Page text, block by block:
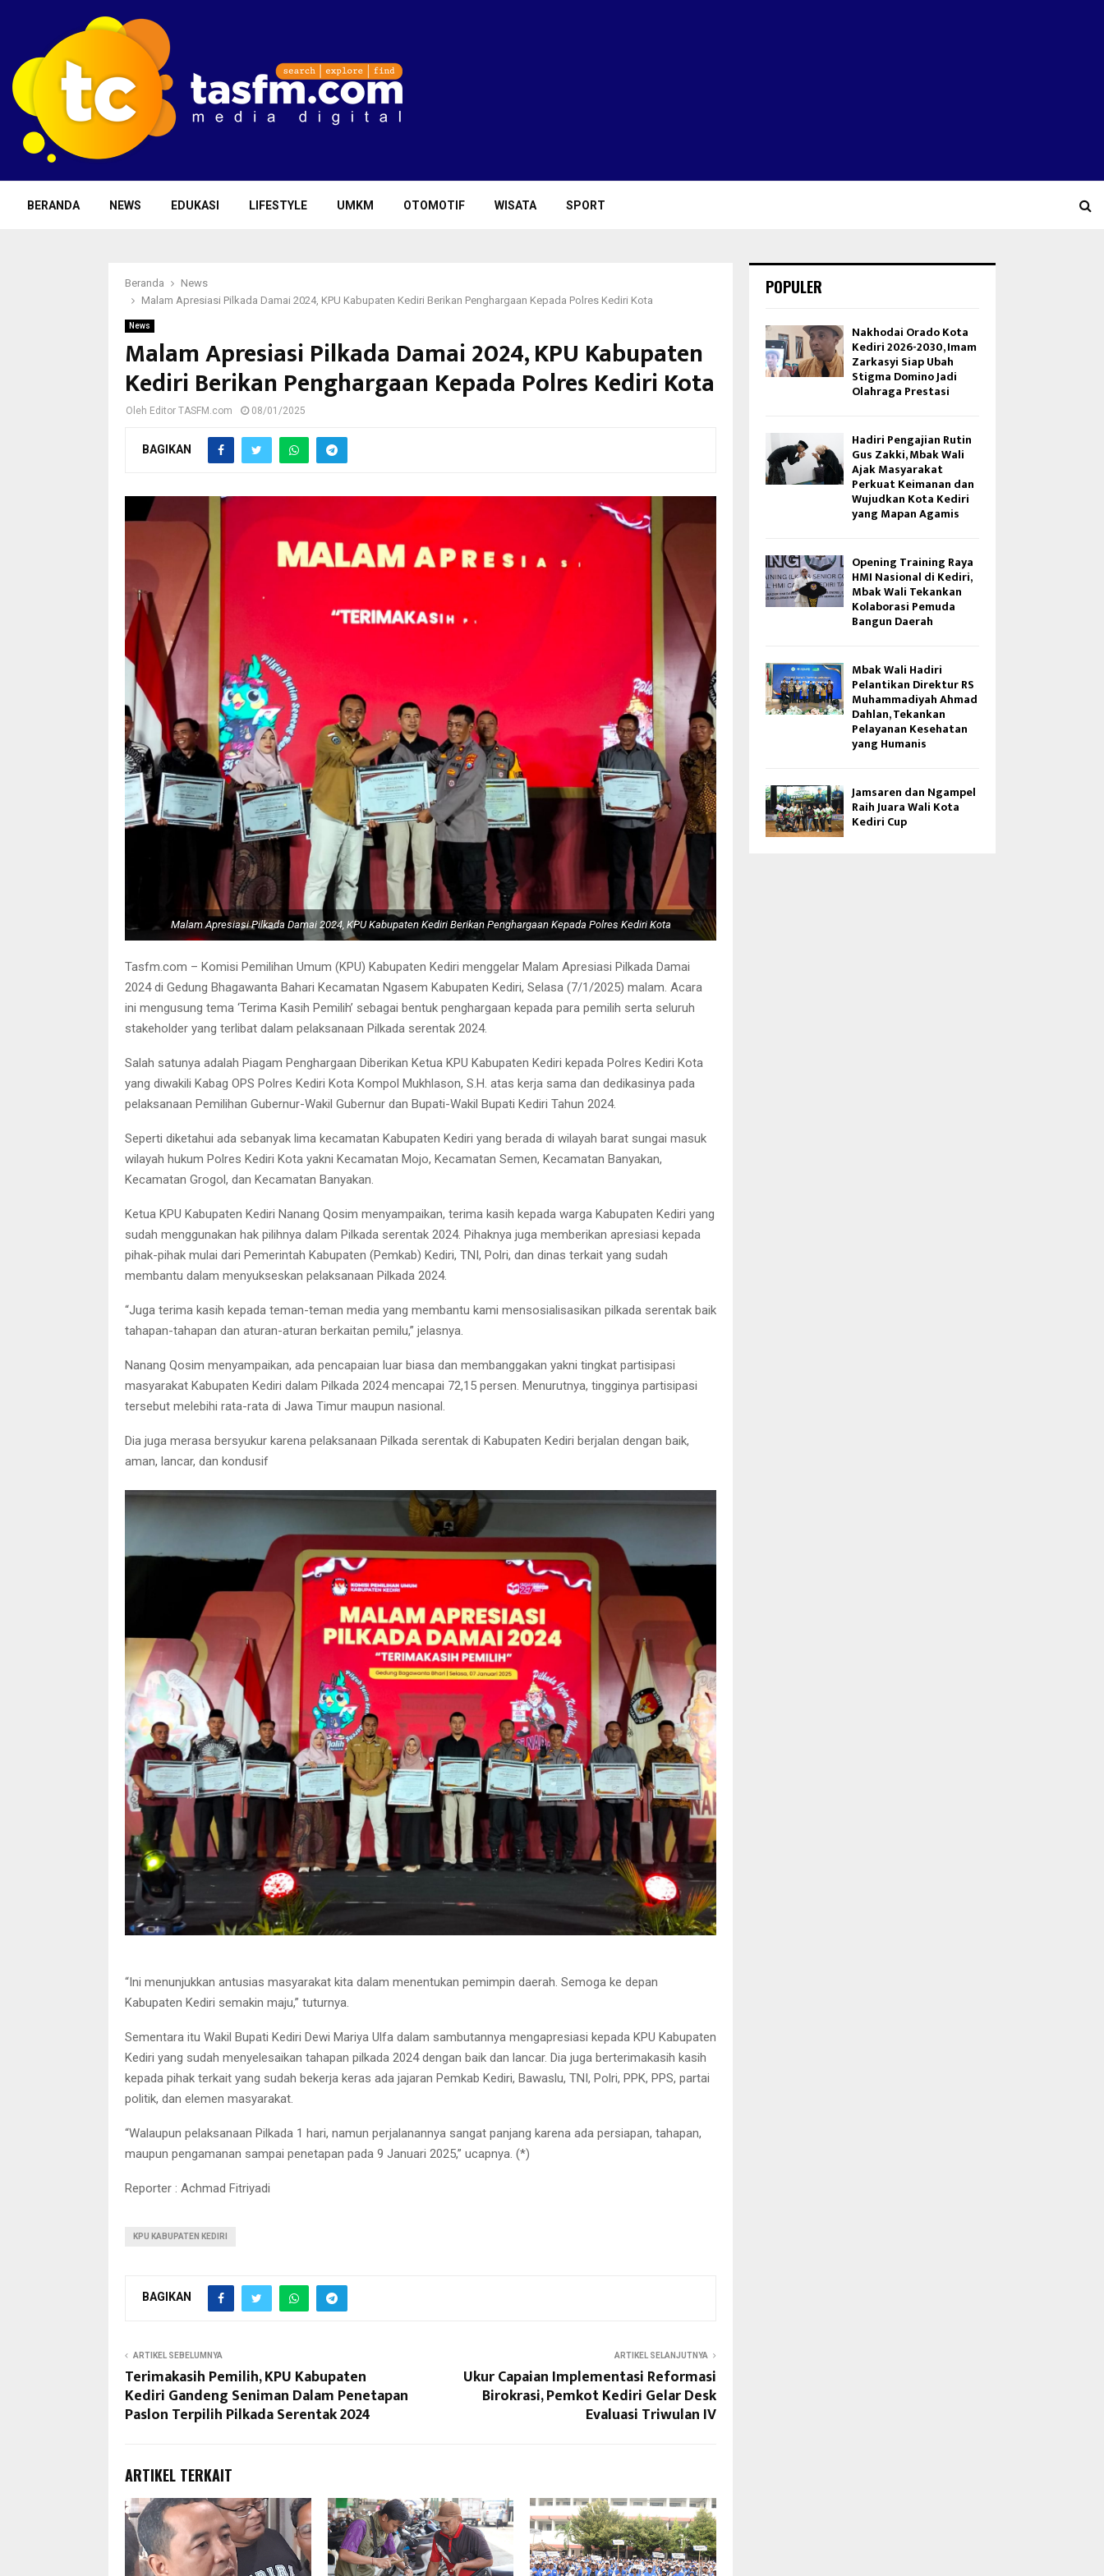
BERANDA NEWS EDUKASI LIFESTYLE UMKM OTOMOTIF WISATA SPORT
Beranda
News
Malam Apresiasi Pilkada Damai 2024, KPU Kabupaten Kediri Berikan Penghargaan Kepada Polres Kediri Kota
News
Malam Apresiasi Pilkada Damai 2024, KPU Kabupaten
Kediri Berikan Penghargaan Kepada Polres Kediri Kota
Oleh Editor TASFM.com 08/01/2025
BAGIKAN
Malam Apresiasi Pilkada Damai 2024, KPU Kabupaten Kediri Berikan Penghargaan Kepada Polres Kediri Kota
Tasfm.com – Komisi Pemilihan Umum (KPU) Kabupaten Kediri menggelar Malam Apresiasi Pilkada Damai
2024 di Gedung Bhagawanta Bahari Kecamatan Ngasem Kabupaten Kediri, Selasa (7/1/2025) malam. Acara
ini mengusung tema ‘Terima Kasih Pemilih’ sebagai bentuk penghargaan kepada para pemilih serta seluruh
stakeholder yang terlibat dalam pelaksanaan Pilkada serentak 2024.
Salah satunya adalah Piagam Penghargaan Diberikan Ketua KPU Kabupaten Kediri kepada Polres Kediri Kota
yang diwakili Kabag OPS Polres Kediri Kota Kompol Mukhlason, S.H. atas kerja sama dan dedikasinya pada
pelaksanaan Pemilihan Gubernur-Wakil Gubernur dan Bupati-Wakil Bupati Kediri Tahun 2024.
Seperti diketahui ada sebanyak lima kecamatan Kabupaten Kediri yang berada di wilayah barat sungai masuk
wilayah hukum Polres Kediri Kota yakni Kecamatan Mojo, Kecamatan Semen, Kecamatan Banyakan,
Kecamatan Grogol, dan Kecamatan Banyakan.
Ketua KPU Kabupaten Kediri Nanang Qosim menyampaikan, terima kasih kepada warga Kabupaten Kediri yang
sudah menggunakan hak pilihnya dalam Pilkada serentak 2024. Pihaknya juga memberikan apresiasi kepada
pihak-pihak mulai dari Pemerintah Kabupaten (Pemkab) Kediri, TNI, Polri, dan dinas terkait yang sudah
membantu dalam menyukseskan pelaksanaan Pilkada 2024.
“Juga terima kasih kepada teman-teman media yang membantu kami mensosialisasikan pilkada serentak baik
tahapan-tahapan dan aturan-aturan berkaitan pemilu,” jelasnya.
Nanang Qosim menyampaikan, ada pencapaian luar biasa dan membanggakan yakni tingkat partisipasi
masyarakat Kabupaten Kediri dalam Pilkada 2024 mencapai 72,15 persen. Menurutnya, tingginya partisipasi
tersebut melebihi rata-rata di Jawa Timur maupun nasional.
Dia juga merasa bersyukur karena pelaksanaan Pilkada serentak di Kabupaten Kediri berjalan dengan baik,
aman, lancar, dan kondusif
“Ini menunjukkan antusias masyarakat kita dalam menentukan pemimpin daerah. Semoga ke depan
Kabupaten Kediri semakin maju,” tuturnya.
Sementara itu Wakil Bupati Kediri Dewi Mariya Ulfa dalam sambutannya mengapresiasi kepada KPU Kabupaten
Kediri yang sudah menyelesaikan tahapan pilkada 2024 dengan baik dan lancar. Dia juga berterimakasih kasih
kepada pihak terkait yang sudah bekerja keras ada jajaran Pemkab Kediri, Bawaslu, TNI, Polri, PPK, PPS, partai
politik, dan elemen masyarakat.
“Walaupun pelaksanaan Pilkada 1 hari, namun perjalanannya sangat panjang karena ada persiapan, tahapan,
maupun pengamanan sampai penetapan pada 9 Januari 2025,” ucapnya. (*)
Reporter : Achmad Fitriyadi
KPU KABUPATEN KEDIRI
BAGIKAN
ARTIKEL SEBELUMNYA
Terimakasih Pemilih, KPU Kabupaten
Kediri Gandeng Seniman Dalam Penetapan
Paslon Terpilih Pilkada Serentak 2024
ARTIKEL SELANJUTNYA
Ukur Capaian Implementasi Reformasi
Birokrasi, Pemkot Kediri Gelar Desk
Evaluasi Triwulan IV
ARTIKEL TERKAIT
POPULER
Nakhodai Orado Kota
Kediri 2026-2030, Imam
Zarkasyi Siap Ubah
Stigma Domino Jadi
Olahraga Prestasi
Hadiri Pengajian Rutin
Gus Zakki, Mbak Wali
Ajak Masyarakat
Perkuat Keimanan dan
Wujudkan Kota Kediri
yang Mapan Agamis
Opening Training Raya
HMI Nasional di Kediri,
Mbak Wali Tekankan
Kolaborasi Pemuda
Bangun Daerah
Mbak Wali Hadiri
Pelantikan Direktur RS
Muhammadiyah Ahmad
Dahlan, Tekankan
Pelayanan Kesehatan
yang Humanis
Jamsaren dan Ngampel
Raih Juara Wali Kota
Kediri Cup